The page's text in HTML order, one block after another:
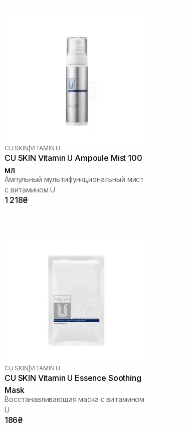
CU SKIN |VITAMIN U
CU SKIN Vitamin U Ampoule Mist 100
мл
Ампульный мультифункциональный мист
с витамином U
1 218₴
CU SKIN |VITAMIN U
CU SKIN Vitamin U Essence Soothing
Mask
Восстанавливающая маска с витамином
U
186₴